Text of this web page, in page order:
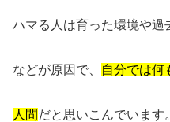
ハマる人は育った環境や過
などが原因で、 自分では何
人間だと思いこんでいます。